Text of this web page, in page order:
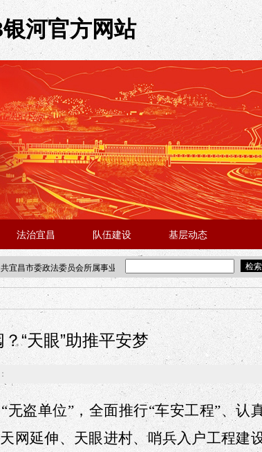
河官方网站
法治宜昌 队伍建设 基层动态
宜昌市委政法委员会所属事业单位2025年“招才兴业”事业单位人才引
“天眼”助推平安梦
盗单位”，全面推行“车安工程”、认
网延伸、天眼进村、哨兵入户工程建